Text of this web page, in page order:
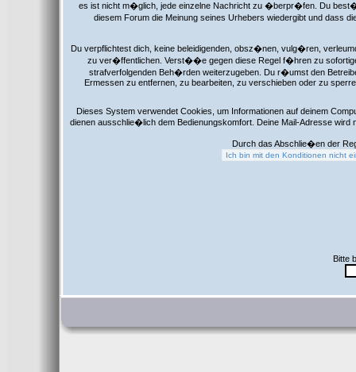
es ist nicht m�glich, jede einzelne Nachricht zu �berpr�fen. Du
diesem Forum die Meinung seines Urhebers wiedergibt und dass
Du verpflichtest dich, keine beleidigenden, obsz�nen, vulg�ren,
zu ver�ffentlichen. Verst��e gegen diese Regel f�hren zu
strafverfolgenden Beh�rden weiterzugeben. Du r�umst den
Ermessen zu entfernen, zu bearbeiten, zu verschieben oder zu
Dieses System verwendet Cookies, um Informationen auf deinem
dienen ausschlie�lich dem Bedienungskomfort. Deine Mail-Adresse
Durch das Abschlie�en der
Bitte